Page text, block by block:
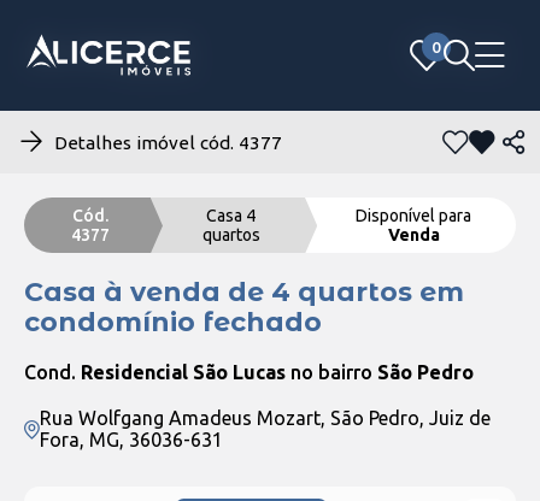
0
0
Detalhes imóvel cód. 4377
Cód.
4377
Casa 4
quartos
Disponível para
Venda
Casa à venda de 4 quartos em
condomínio fechado
Cond. Residencial São Lucas no bairro São Pedro
Rua Wolfgang Amadeus Mozart, São Pedro, Juiz de
Fora, MG, 36036-631